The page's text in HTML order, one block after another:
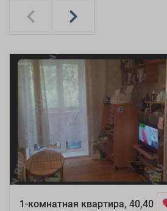
1-комнатная квартира, 40,40